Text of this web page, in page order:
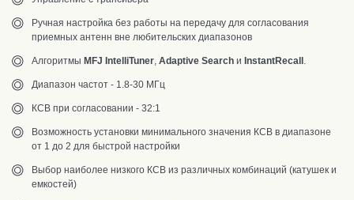
Ручная настройка без работы на передачу для согласования
приемных антенн вне любительских диапазонов
Алгоритмы MFJ IntelliTuner, Adaptive Search и InstantRecall .
Диапазон частот - 1.8-30 МГц
КСВ при согласовании - 32:1
Возможность установки минимального значения КСВ в диапазоне
от 1 до 2 для быстрой настройки
Выбор наиболее низкого КСВ из различных комбинаций (катушек и
емкостей)